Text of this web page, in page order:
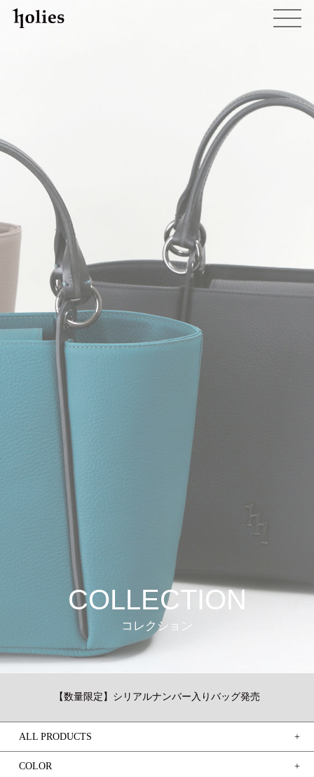
COLLECTION
コレクション
【数量限定】シリアルナンバー入りバッグ発売
ALL PRODUCTS
COLOR